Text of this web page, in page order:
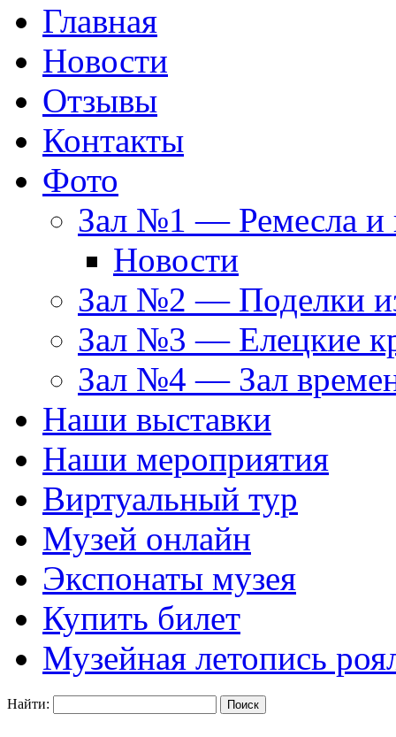
Главная
Новости
Отзывы
Контакты
Фото
Зал №1 — Ремесла и
Новости
Зал №2 — Поделки
Зал №3 — Елецкие
Зал №4 — Зал
Наши выставки
Наши мероприятия
Виртуальный тур
Музей онлайн
Экспонаты музея
Купить билет
Музейная летопись
Найти: